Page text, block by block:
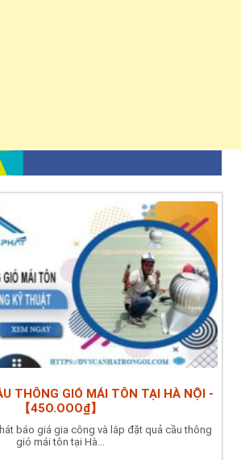
THÔNG GIÓ MÁI TÔN TẠI HÀ NỘI -
【45O.OOO₫】
báo giá gia công và lắp đặt quả cầu thông
gió mái tôn tại Hà...